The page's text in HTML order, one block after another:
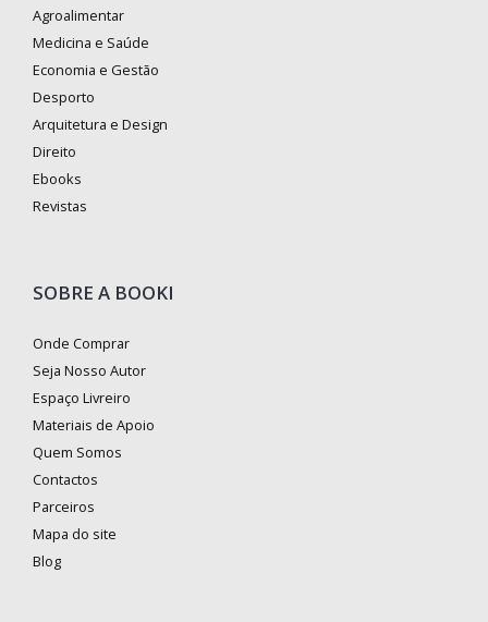
Agroalimentar
Medicina e Saúde
Economia e Gestão
Desporto
Arquitetura e Design
Direito
Ebooks
Revistas
SOBRE A BOOKI
Onde Comprar
Seja Nosso Autor
Espaço Livreiro
Materiais de Apoio
Quem Somos
Contactos
Parceiros
Mapa do site
Blog